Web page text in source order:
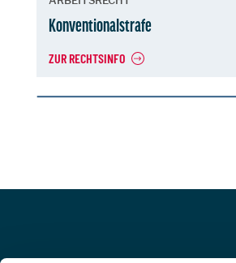
Konventionalstrafe
ZUR RECHTSINFO